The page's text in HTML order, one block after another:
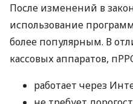
После изменений в
использование
более популярным. В
кассовых аппаратов,
работает через